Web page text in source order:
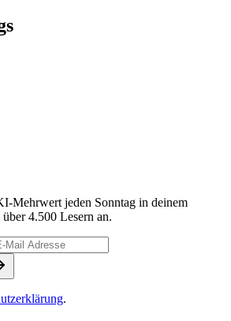
Mehrwert jeden Sonntag in deinem
über4.500 Lesern an.
.